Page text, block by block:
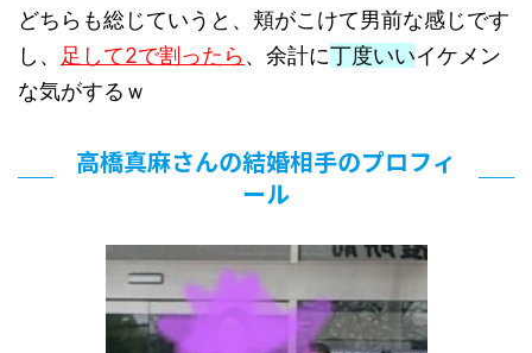
どちらも総じていうと、頬がこけて男前な感じです
し、 足して2で割ったら、余計に丁度いいイケメン
な気がするｗ
高橋真麻さんの結婚相手のプロフィ
ール